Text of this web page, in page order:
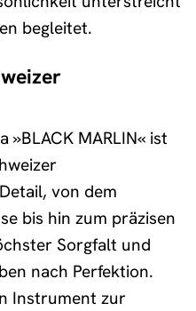
begleitet.
»BLACK MARLIN« ist
von dem
bis hin zum präzisen
Sorgfalt und
nach Perfektion.
Instrument zur